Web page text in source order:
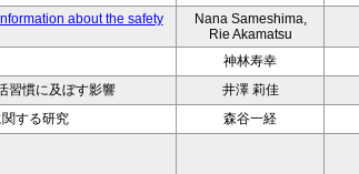
about the safety
Nana Sameshima,
Rie Akamatsu
神林寿幸
習慣に及ぼす影響
井澤 莉佳
する研究
森谷一経